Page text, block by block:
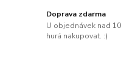
Doprava zdarma
U objednávek nad
hurá nakupovat. :)